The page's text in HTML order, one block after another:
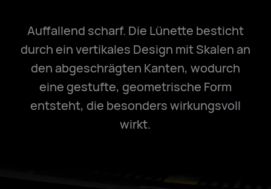
Auffallend scharf. Die Lünette besticht
durch ein vertikales Design mit Skalen an
den abgeschrägten Kanten, wodurch
eine gestufte, geometrische Form
entsteht, die besonders wirkungsvoll
wirkt.